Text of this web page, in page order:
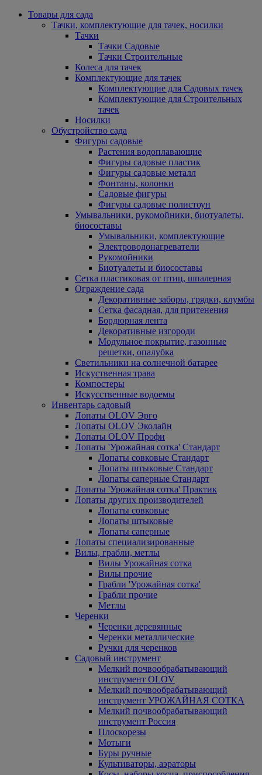
Товары для сада
Тачки, комплектующие для тачек, носилки
Тачки
Тачки Садовые
Тачки Строительные
Колеса для тачек
Комплектующие для тачек
Комплектующие для Садовых тачек
Комплектующие для Строительных
тачек
Носилки
Обустройство сада
Фигуры садовые
Растения водоплавающие
Фигуры садовые пластик
Фигуры садовые металл
Фонтаны, колонки
Садовые фигуры
Фигуры садовые полистоун
Умывальники, рукомойники, биотуалеты,
биосоставы
Умывальники, комплектующие
Электроводонагреватели
Рукомойники
Биотуалеты и биосоставы
Сетка пластиковая от птиц, шпалерная
Ограждение сада
Декоративные заборы, грядки, клумбы
Сетка фасадная, для притенения
Бордюрная лента
Декоративные изгороди
Модульное покрытие, газонные
решетки, опалубка
Светильники на солнечной батарее
Искуственная трава
Компостеры
Искусственные водоемы
Инвентарь садовый
Лопаты OLOV Эрго
Лопаты OLOV Эколайн
Лопаты OLOV Профи
Лопаты 'Урожайная сотка' Стандарт
Лопаты совковые Стандарт
Лопаты штыковые Стандарт
Лопаты саперные Стандарт
Лопаты 'Урожайная сотка' Практик
Лопаты других производителей
Лопаты совковые
Лопаты штыковые
Лопаты саперные
Лопаты специализированные
Вилы, грабли, метлы
Вилы Урожайная сотка
Вилы прочие
Грабли 'Урожайная сотка'
Грабли прочие
Метлы
Черенки
Черенки деревянные
Черенки металлические
Ручки для черенков
Садовый инструмент
Мелкий почвообрабатывающий
инструмент OLOV
Мелкий почвообрабатывающий
инструмент УРОЖАЙНАЯ СОТКА
Мелкий почвообрабатывающий
инструмент Россия
Плоскорезы
Мотыги
Буры ручные
Культиваторы, аэраторы